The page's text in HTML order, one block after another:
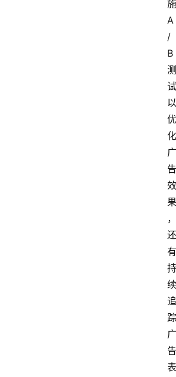
施
A
/
B
测
试
以
优
化
广
告
效
果
，
还
有
持
续
追
踪
广
告
表